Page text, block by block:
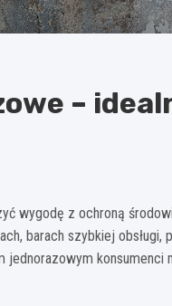
–
wygodę z ochroną
barach szybkiej obsługi,
jednorazowym